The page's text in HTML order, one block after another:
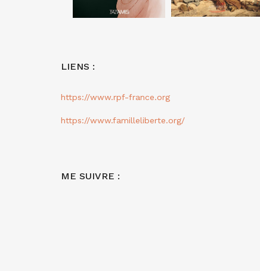
LIENS :
https://www.rpf-france.org
https://www.familleliberte.org/
ME SUIVRE :